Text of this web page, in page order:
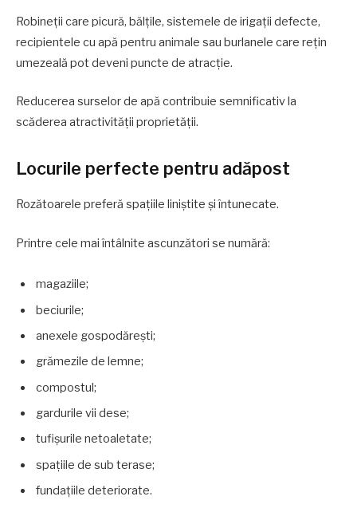
Robineții care picură, bălțile, sistemele de irigații defecte,
recipientele cu apă pentru animale sau burlanele care rețin
umezeală pot deveni puncte de atracție.
Reducerea surselor de apă contribuie semnificativ la
scăderea atractivității proprietății.
Locurile perfecte pentru adăpost
Rozătoarele preferă spațiile liniștite și întunecate.
Printre cele mai întâlnite ascunzători se numără:
magaziile;
beciurile;
anexele gospodărești;
grămezile de lemne;
compostul;
gardurile vii dese;
tufișurile netoaletate;
spațiile de sub terase;
fundațiile deteriorate.